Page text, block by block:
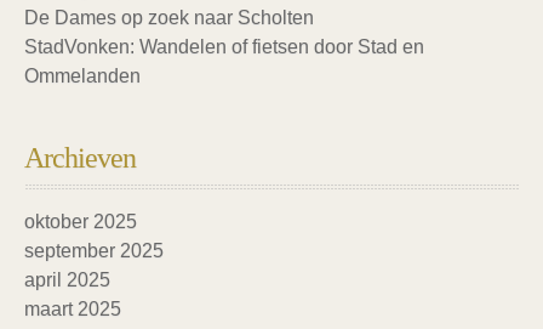
De Dames op zoek naar Scholten
StadVonken: Wandelen of fietsen door Stad en
Ommelanden
Archieven
oktober 2025
september 2025
april 2025
maart 2025